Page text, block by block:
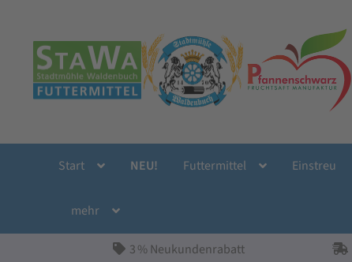
Navigation
springen
Inhalt
springen
Start NEU! Futtermittel Einstreu
mehr
3 % Neukundenrabatt